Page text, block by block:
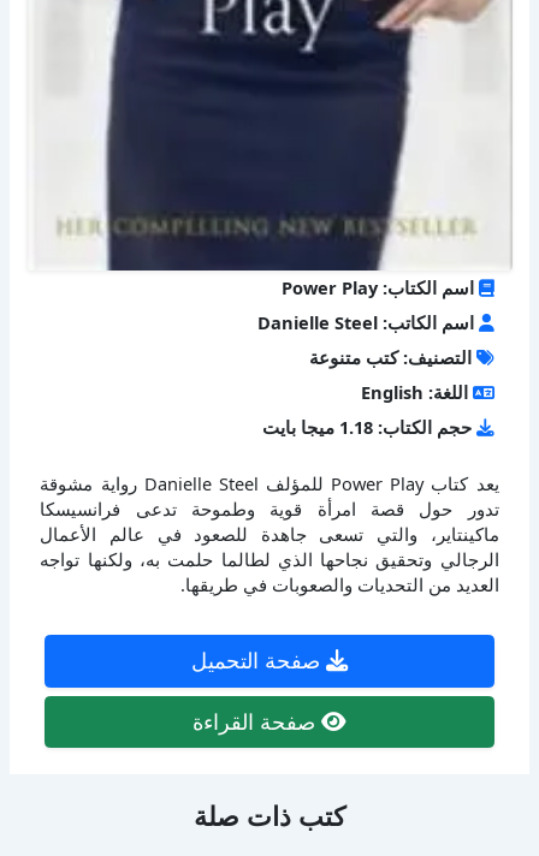
اسم الكتاب: Power Play
اسم الكاتب: Danielle Steel
التصنيف: كتب متنوعة
اللغة: English
حجم الكتاب: 1.18 ميجا بايت
يعد كتاب Power Play للمؤلف Danielle Steel رواية مشوقة
تدور حول قصة امرأة قوية وطموحة تدعى فرانسيسكا
ماكينتاير، والتي تسعى جاهدة للصعود في عالم الأعمال
الرجالي وتحقيق نجاحها الذي لطالما حلمت به، ولكنها تواجه
العديد من التحديات والصعوبات في طريقها.
صفحة التحميل
صفحة القراءة
كتب ذات صلة